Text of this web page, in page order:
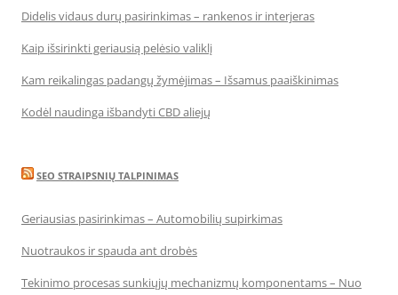
Didelis vidaus durų pasirinkimas – rankenos ir interjeras
Kaip išsirinkti geriausią pelėsio valiklį
Kam reikalingas padangų žymėjimas – Išsamus paaiškinimas
Kodėl naudinga išbandyti CBD aliejų
SEO STRAIPSNIŲ TALPINIMAS
Geriausias pasirinkimas – Automobilių supirkimas
Nuotraukos ir spauda ant drobės
Tekinimo procesas sunkiųjų mechanizmų komponentams – Nuo